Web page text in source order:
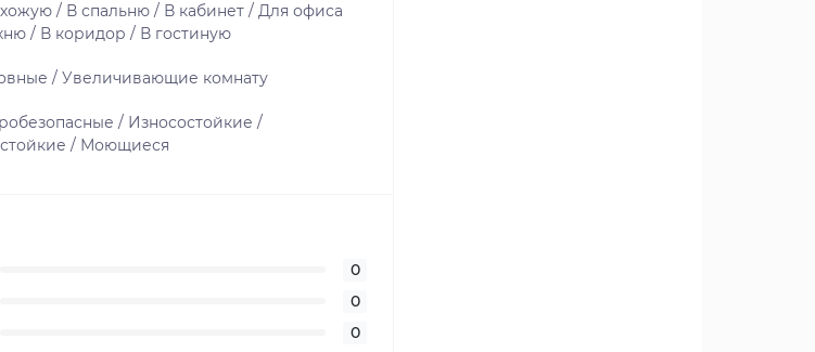
/ В спальню / В кабинет / Для офиса
/ В коридор / В гостиную
/ Увеличивающие комнату
/ Износостойкие /
/ Моющиеся
0
0
0